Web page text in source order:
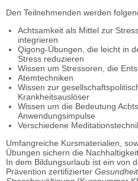
Den Teilnehmenden werden
Achtsamkeit als Mittel zur
integrieren
Qigong-Übungen, die leicht in
Stress reduzieren
Wissen um Stressoren, die
Atemtechniken
Wissen zur
Krankheitsauslöser
Wissen um die Bedeutung
Anwendungsimpulse
Verschiedene
Umfangreiche Kursmaterialien,
Übungen sichern die
In dem Bildungsurlaub ist ein von
Prävention zertifizierter